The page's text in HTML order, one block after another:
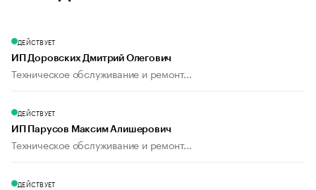
ДЕЙСТВУЕТ
ИП Доровских Дмитрий Олегович
Техническое обслуживание и ремонт...
ДЕЙСТВУЕТ
ИП Парусов Максим Алишерович
Техническое обслуживание и ремонт...
ДЕЙСТВУЕТ